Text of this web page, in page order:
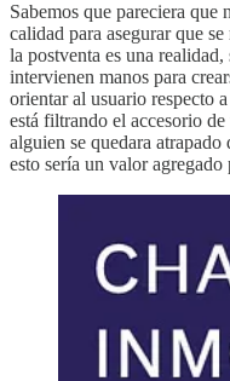
Sabemos que pareciera que
calidad para asegurar que
la postventa es una
intervienen manos para
orientar al usuario respecto
está filtrando el accesorio
alguien se quedara
esto sería un valor agregado